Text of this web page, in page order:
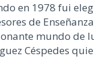
en 1978 fui
de
mundo de
Céspedes